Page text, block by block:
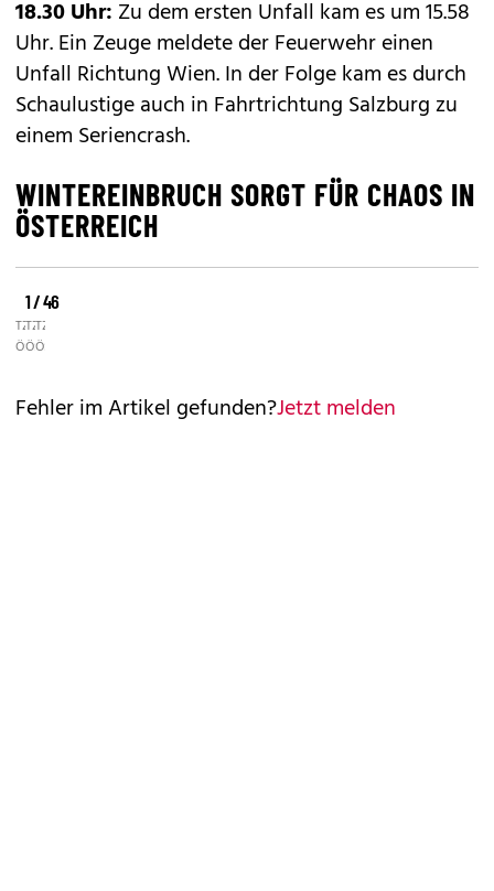
18.30 Uhr: Zu dem ersten Unfall kam es um 15.58
Uhr. Ein Zeuge meldete der Feuerwehr einen
Unfall Richtung Wien. In der Folge kam es durch
Schaulustige auch in Fahrtrichtung Salzburg zu
einem Seriencrash.
WINTEREINBRUCH SORGT FÜR CHAOS IN
ÖSTERREICH
1 / 46
TZ
ÖSTERREICH/C.PILZ
©
TZ
ÖSTERREICH/C.PILZ
©
TZ
ÖSTERREICH/C.PILZ
Fehler im Artikel gefunden?Jetzt melden